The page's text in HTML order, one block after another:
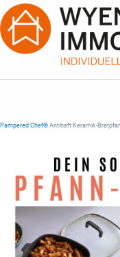
Pampered Chef® Antihaft Keramik-